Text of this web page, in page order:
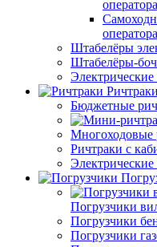
оператора
оператора
Штабелёры
Штабелёры-
Ричтраки
Бюджетные
Многоходовые
Ричтраки с
Электрические
Погрузчики
Погрузчики
Погрузчики